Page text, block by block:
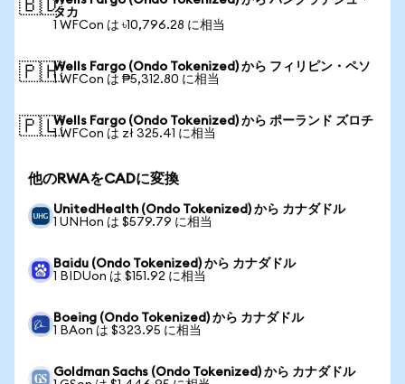
🇧🇩タカ
1 WFCon は ৳10,796.28 に相当
🇵🇭Wells Fargo (Ondo Tokenized) から フィリピン・ペソ
1 WFCon は ₱5,312.80 に相当
🇵🇱Wells Fargo (Ondo Tokenized) から ポーランド ズロチ
1 WFCon は zł 325.41 に相当
他のRWAをCADに変換
UnitedHealth (Ondo Tokenized) から カナダドル
1 UNHon は $579.79 に相当
Baidu (Ondo Tokenized) から カナダドル
1 BIDUon は $151.92 に相当
Boeing (Ondo Tokenized) から カナダドル
1 BAon は $323.95 に相当
Goldman Sachs (Ondo Tokenized) から カナダドル